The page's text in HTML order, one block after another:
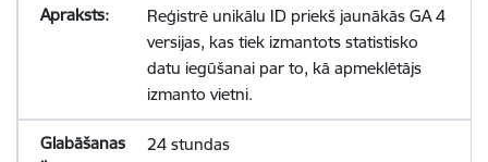
Reģistrē unikālu ID priekš jaunākās GA 4
versijas, kas tiek izmantots statistisko
datu iegūšanai par to, kā apmeklētājs
izmanto vietni.
24 stundas